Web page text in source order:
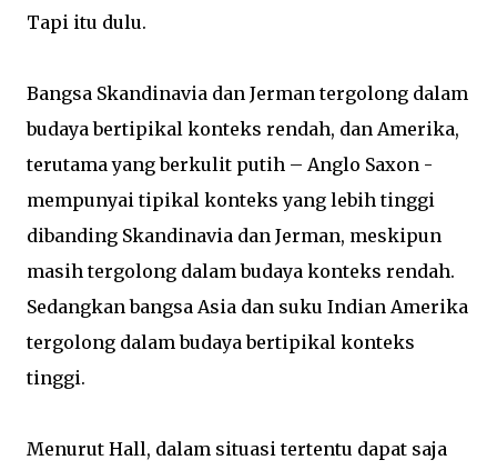
Tapi itu dulu.
Bangsa Skandinavia dan Jerman tergolong dalam
budaya bertipikal konteks rendah, dan Amerika,
terutama yang berkulit putih – Anglo Saxon -
mempunyai tipikal konteks yang lebih tinggi
dibanding Skandinavia dan Jerman, meskipun
masih tergolong dalam budaya konteks rendah.
Sedangkan bangsa Asia dan suku Indian Amerika
tergolong dalam budaya bertipikal konteks
tinggi.
Menurut Hall, dalam situasi tertentu dapat saja